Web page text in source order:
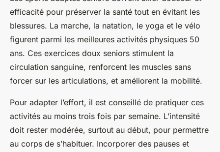
efficacité pour préserver la santé tout en évitant les
blessures. La marche, la natation, le yoga et le vélo
figurent parmi les meilleures activités physiques 50
ans. Ces exercices doux seniors stimulent la
circulation sanguine, renforcent les muscles sans
forcer sur les articulations, et améliorent la mobilité.
Pour adapter l’effort, il est conseillé de pratiquer ces
activités au moins trois fois par semaine. L’intensité
doit rester modérée, surtout au début, pour permettre
au corps de s’habituer. Incorporer des pauses et